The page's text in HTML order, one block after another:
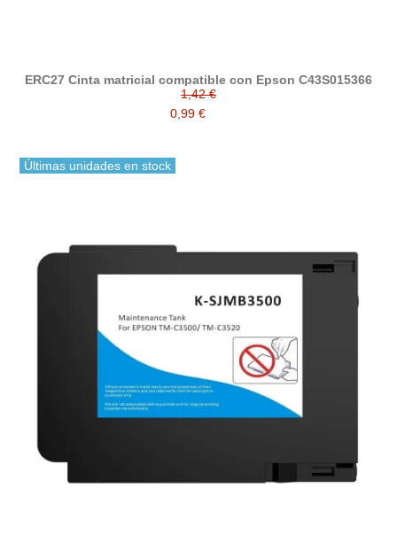
ERC27 Cinta matricial compatible con Epson C43S015366
1,42 €
0,99 €
Últimas unidades en stock